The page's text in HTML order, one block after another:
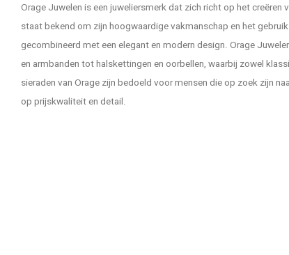
Orage Juwelen is een juweliersmerk dat zich richt op het
staat bekend om zijn hoogwaardige vakmanschap en het
gecombineerd met een elegant en modern design. Orage
en armbanden tot halskettingen en oorbellen, waarbij zowel
sieraden van Orage zijn bedoeld voor mensen die op zoek zijn
op prijskwaliteit en detail.